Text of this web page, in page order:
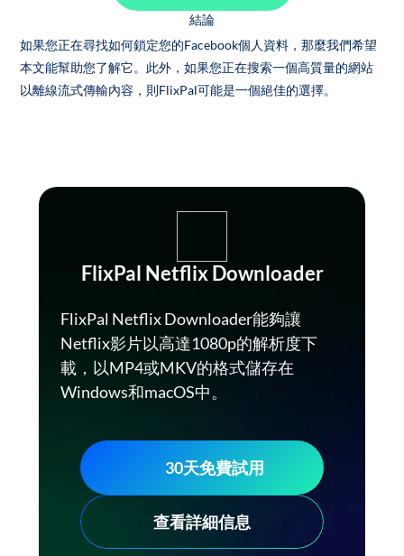
結論
如果您正在尋找如何鎖定您的Facebook個人資料，那麼我們希望
本文能幫助您了解它。此外，如果您正在搜索一個高質量的網站
以離線流式傳輸內容，則FlixPal可能是一個絕佳的選擇。
FlixPal Netflix Downloader
FlixPal Netflix Downloader能夠讓
Netflix影片以高達1080p的解析度下
載，以MP4或MKV的格式儲存在
Windows和macOS中。
30天免費試用
查看詳細信息